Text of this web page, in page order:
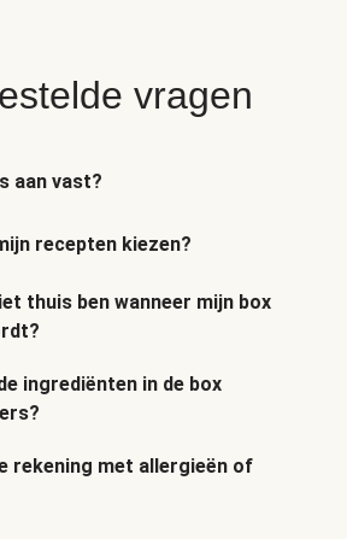
vragen
aan vast?
recepten kiezen?
thuis ben wanneer mijn box
ingrediënten in de box
rekening met allergieën of